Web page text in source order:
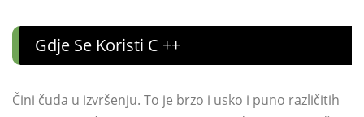
Gdje Se Koristi C ++
Čini čuda u izvršenju. To je brzo i usko i puno različitih